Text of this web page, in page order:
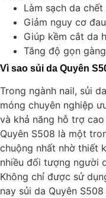
Làm sạch da chết
Giảm nguy cơ
Giúp kềm cắt da
Tăng độ gọn
Vì sao sủi da Quyên
Trong ngành nail, sủi
móng chuyên nghiệp
và khả năng hỗ trợ
Quyên S508 là một
chuộng nhất nhờ thiết
nhiều đối tượng người
Không chỉ được sử
nay sủi da Quyên